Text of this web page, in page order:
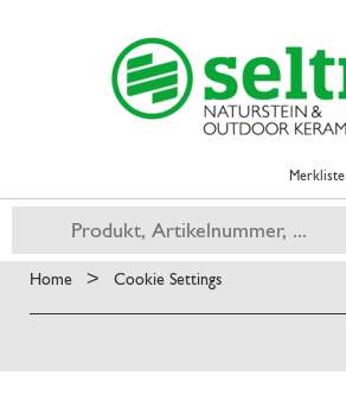
Merkliste
Home > Cookie Settings